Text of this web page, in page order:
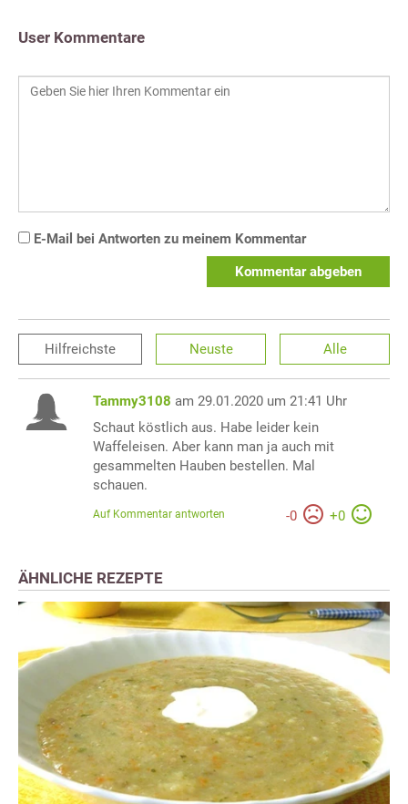
User Kommentare
E-Mail bei Antworten zu meinem Kommentar
Kommentar abgeben
Hilfreichste Neuste Alle
Tammy3108 am 29.01.2020 um 21:41 Uhr
Schaut köstlich aus. Habe leider kein
Waffeleisen. Aber kann man ja auch mit
gesammelten Hauben bestellen. Mal
schauen.
-0 +0
Auf Kommentar antworten
ÄHNLICHE REZEPTE